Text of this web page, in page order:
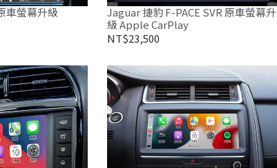
車螢幕升級
Jaguar 捷豹 F-PACE SVR 原車螢幕升
級 Apple CarPlay
NT$23,500